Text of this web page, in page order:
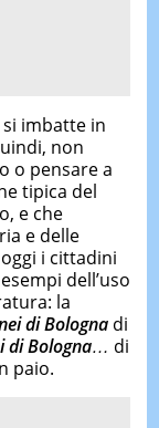
imbatte in
non
o pensare a
tipica del
e che
e delle
i cittadini
dell’uso
la
di Bolognadi
di Bologna… di
paio.